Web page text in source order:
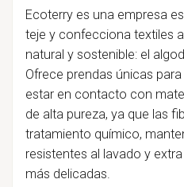
Ecoterry es una empresa
teje y confecciona textiles
natural y sostenible: el
Ofrece prendas únicas
estar en contacto con
de alta pureza, ya que las
tratamiento químico,
resistentes al lavado y
más delicadas.